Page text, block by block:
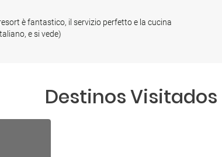
è fantastico, il servizio perfetto e la cucina
e si vede)
Destinos Visitados